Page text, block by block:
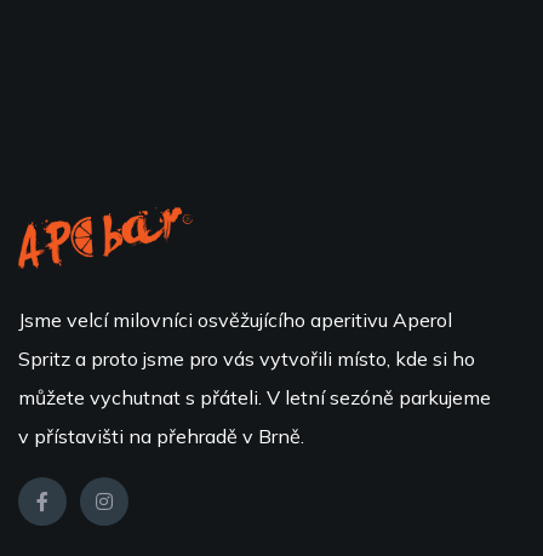
Jsme velcí milovníci osvěžujícího aperitivu Aperol
Spritz a proto jsme pro vás vytvořili místo, kde si ho
můžete vychutnat s přáteli. V letní sezóně parkujeme
v přístavišti na přehradě v Brně.